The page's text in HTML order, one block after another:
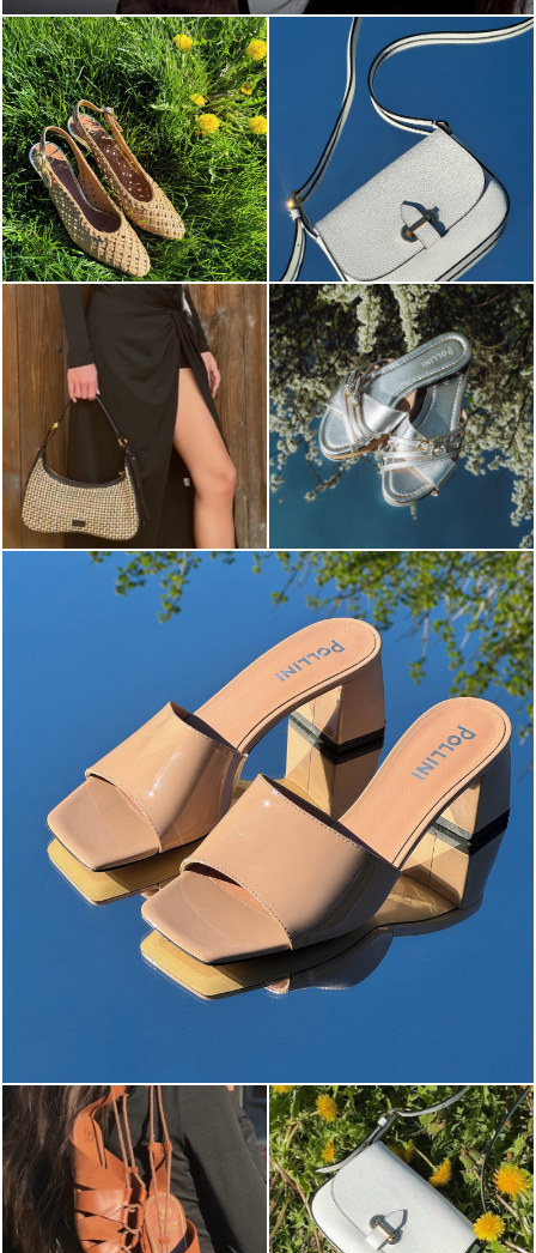
The most-wanted mules and sandals are now on sale. ...